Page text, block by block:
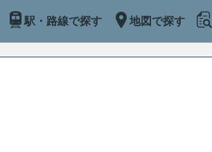
駅・路線で探す 地図で探す